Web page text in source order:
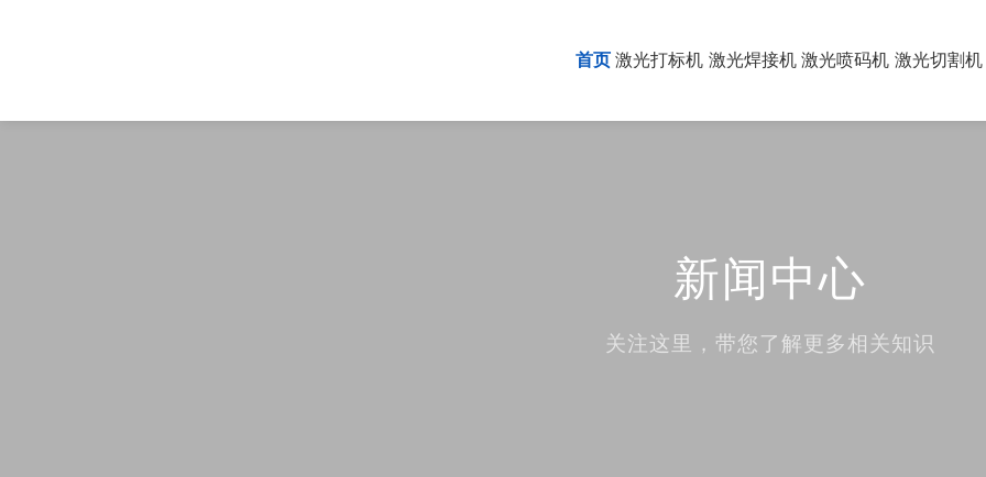
首页 激光打标机 激光焊接机 激光喷码机 激光切割机
新闻中心
关注这里，带您了解更多相关知识